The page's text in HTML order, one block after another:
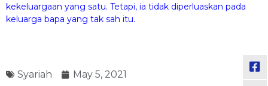
kekeluargaan yang satu. Tetapi, ia tidak diperluaskan pada
keluarga bapa yang tak sah itu.
Syariah May 5, 2021